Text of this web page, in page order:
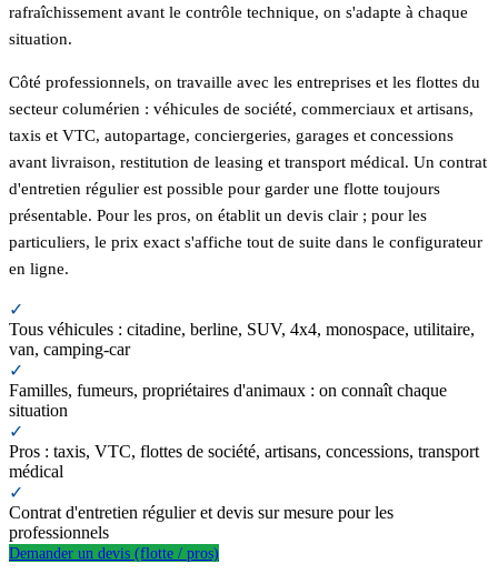
rafraîchissement avant le contrôle technique, on s'adapte à chaque
situation.
Côté professionnels, on travaille avec les entreprises et les flottes du
secteur columérien : véhicules de société, commerciaux et artisans,
taxis et VTC, autopartage, conciergeries, garages et concessions
avant livraison, restitution de leasing et transport médical. Un contrat
d'entretien régulier est possible pour garder une flotte toujours
présentable. Pour les pros, on établit un devis clair ; pour les
particuliers, le prix exact s'affiche tout de suite dans le configurateur
en ligne.
✓
Tous véhicules : citadine, berline, SUV, 4x4, monospace, utilitaire,
van, camping-car
✓
Familles, fumeurs, propriétaires d'animaux : on connaît chaque
situation
✓
Pros : taxis, VTC, flottes de société, artisans, concessions, transport
médical
✓
Contrat d'entretien régulier et devis sur mesure pour les
professionnels
Demander un devis (flotte / pros)